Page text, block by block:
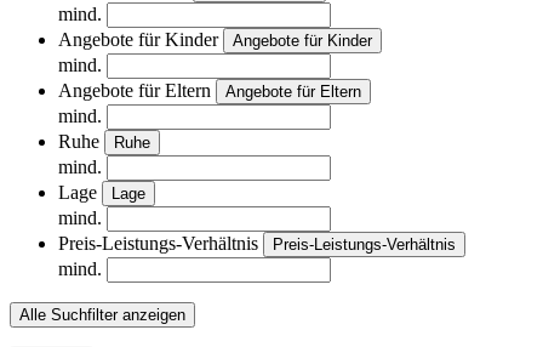
mind.
Angebote für Kinder
Angebote für Kinder
mind.
Angebote für Eltern
Angebote für Eltern
mind.
Ruhe
Ruhe
mind.
Lage
Lage
mind.
Preis-Leistungs-Verhältnis
Preis-Leistungs-Verhältnis
mind.
Alle Suchfilter anzeigen